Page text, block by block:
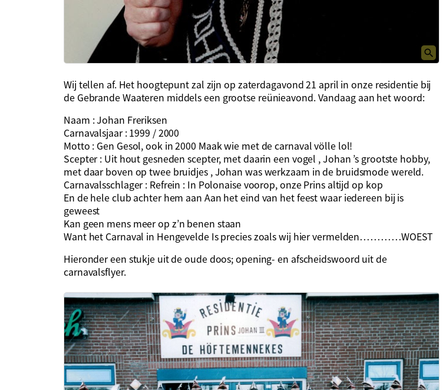
Wij tellen af. Het hoogtepunt zal zijn op zaterdagavond 21 april in onze residentie bij
de Gebrande Waateren middels een grootse reünieavond. Vandaag aan het woord:
Naam : Johan Freriksen
Carnavalsjaar : 1999 / 2000
Motto : Gen Gesol, ook in 2000 Maak wie met de carnaval völle lol!
Scepter : Uit hout gesneden scepter, met daarin een vogel , Johan ’s grootste hobby,
met daar boven op twee bruidjes , Johan was werkzaam in de bruidsmode wereld.
Carnavalsschlager : Refrein : In Polonaise voorop, onze Prins altijd op kop
En de hele club achter hem aan Aan het eind van het feest waar iedereen bij is
geweest
Kan geen mens meer op z’n benen staan
Want het Carnaval in Hengevelde Is precies zoals wij hier vermelden…………WOEST
Hieronder een stukje uit de oude doos; opening- en afscheidswoord uit de
carnavalsflyer.